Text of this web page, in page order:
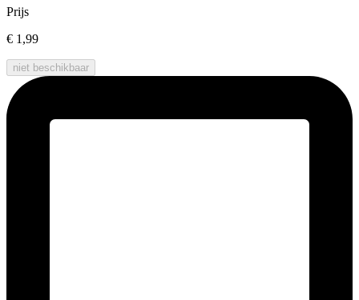
Prijs
€ 1,99
niet beschikbaar